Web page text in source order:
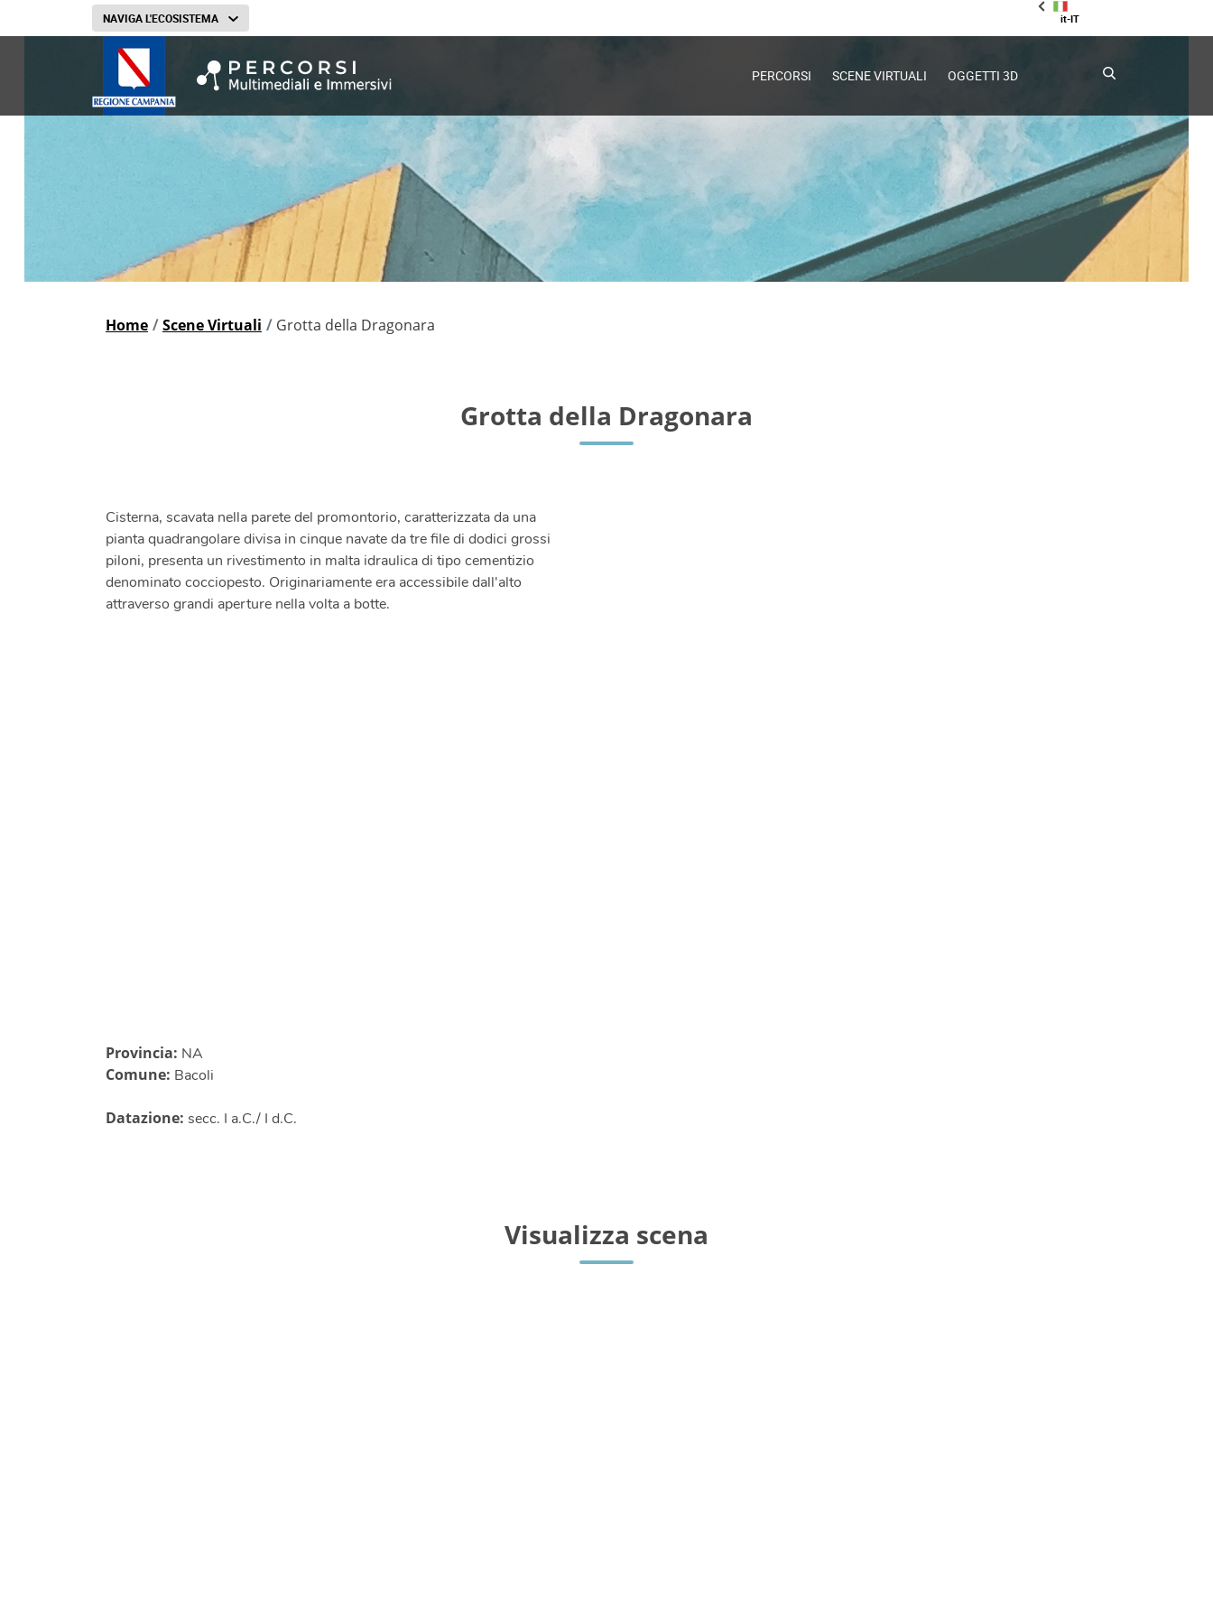
NAVIGA L'ECOSISTEMA it-IT
barra di navigazione PERCORSI SCENE VIRTUALI OGGETTI 3D
heroImageApprofondimento
Home Scene Virtuali Grotta della Dragonara
Grotta della Dragonara
DettaglioScena
Cisterna, scavata nella parete del promontorio, caratterizzata da una
pianta quadrangolare divisa in cinque navate da tre file di dodici grossi
piloni, presenta un rivestimento in malta idraulica di tipo cementizio
denominato cocciopesto. Originariamente era accessibile dall'alto
attraverso grandi aperture nella volta a botte.
Provincia: NA
Comune: Bacoli
Datazione: secc. I a.C./ I d.C.
Visualizza scena